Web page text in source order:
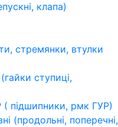
клапа)
стремянки, втулки
ступиці,
підшипники, рмк ГУР)
(продольні, поперечні,